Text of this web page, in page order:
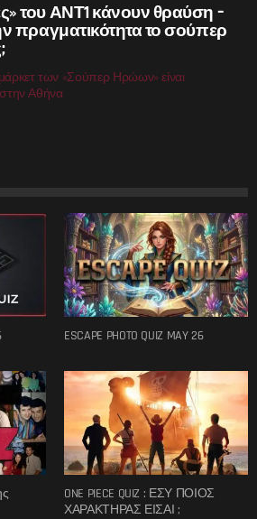
του ΑΝΤ1 κάνουν θραύση –
πραγματικότητα το σούπερ
των «Σούπερ Ηρώων» είναι
στην Αθήνα
ESCAPE PHOTO QUIZ MAY 26
ONE PIECE QUIZ : ΕΣΥ ΠΟΙΟΣ
ΧΑΡΑΚΤΗΡΑΣ ΕΙΣΑΙ ;